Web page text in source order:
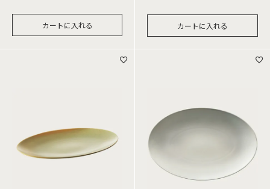
カートに入れる カートに入れる